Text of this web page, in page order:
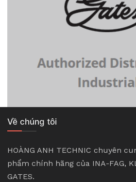
Về chúng tôi
HOÀNG ANH TECHNIC chuyên
phẩm chính hãng của INA-FAG,
GATES.